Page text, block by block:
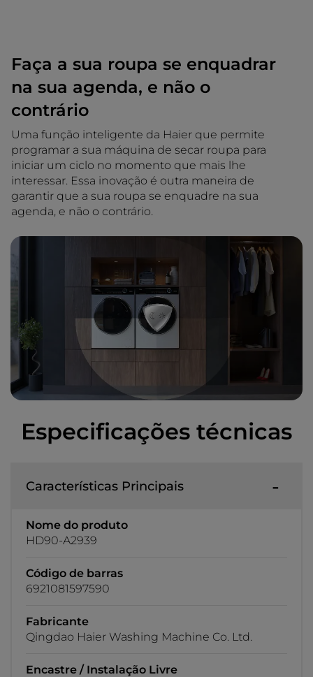
Faça a sua roupa se enquadrar
na sua agenda, e não o
contrário
Uma função inteligente da Haier que permite
programar a sua máquina de secar roupa para
iniciar um ciclo no momento que mais lhe
interessar. Essa inovação é outra maneira de
garantir que a sua roupa se enquadre na sua
agenda, e não o contrário.
Especificações técnicas
Características Principais
Nome do produto
HD90-A2939
Código de barras
6921081597590
Fabricante
Qingdao Haier Washing Machine Co. Ltd.
Encastre / Instalação Livre